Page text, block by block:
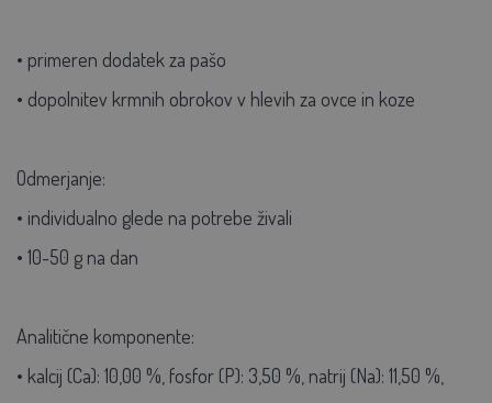
• primeren dodatek za pašo
• dopolnitev krmnih obrokov v hlevih za ovce in koze
Odmerjanje:
• individualno glede na potrebe živali
• 10-50 g na dan
Analitične komponente:
• kalcij (Ca): 10,00 %, fosfor (P): 3,50 %, natrij (Na): 11,50 %,